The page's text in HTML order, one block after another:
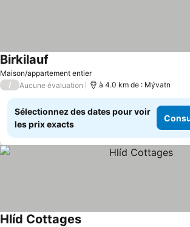
Maison/appartement entier
Birkilauf
/ Aucune évaluation à 4.0 km de : Mývatn
Sélectionnez des dates pour voir
les prix exacts
Hlíd Cottages